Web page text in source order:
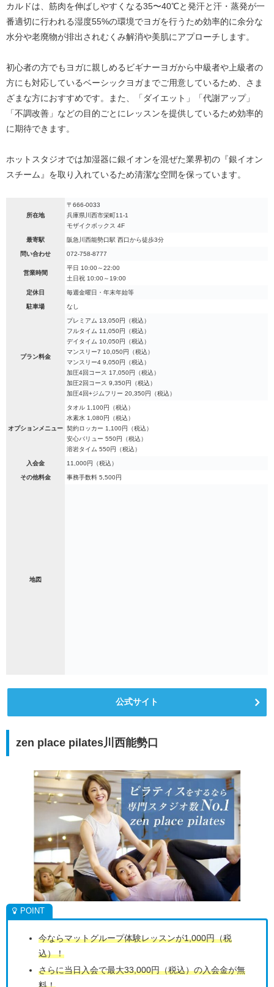
カルドは、筋肉を伸ばしやすくなる35〜40℃と発汗と汗・蒸発が一
番適切に行われる湿度55%の環境でヨガを行うため効率的に余分な
水分や老廃物が排出されむくみ解消や美肌にアプローチします。
初心者の方でもヨガに親しめるビギナーヨガから中級者や上級者の
方にも対応しているベーシックヨガまでご用意しているため、さま
ざまな方におすすめです。また、「ダイエット」「代謝アップ」
「不調改善」などの目的ごとにレッスンを提供しているため効率的
に期待できます。
ホットスタジオでは加湿器に銀イオンを混ぜた業界初の『銀イオン
スチーム』を取り入れているため清潔な空間を保っています。
所在地
〒666-0033
兵庫県川西市栄町11-1
モザイクボックス 4F
最寄駅 阪急川西能勢口駅 西口から徒歩3分
問い合わせ 072-758-8777
営業時間
平日 10:00～22:00
土日祝 10:00～19:00
定休日 毎週金曜日・年末年始等
駐車場 なし
プラン料金
プレミアム 13,050円（税込）
フルタイム 11,050円（税込）
デイタイム 10,050円（税込）
マンスリー7 10,050円（税込）
マンスリー4 9,050円（税込）
加圧4回コース 17,050円（税込）
加圧2回コース 9,350円（税込）
加圧4回+ジムフリー 20,350円（税込）
オプションメニュー
タオル 1,100円（税込）
水素水 1,080円（税込）
契約ロッカー 1,100円（税込）
安心バリュー 550円（税込）
溶岩タイム 550円（税込）
入会金 11,000円（税込）
その他料金 事務手数料 5,500円
地図
公式サイト
zen place pilates川西能勢口
今ならマットグループ体験レッスンが1,000円（税
込）！
さらに当日入会で最大33,000円（税込）の入会金が無